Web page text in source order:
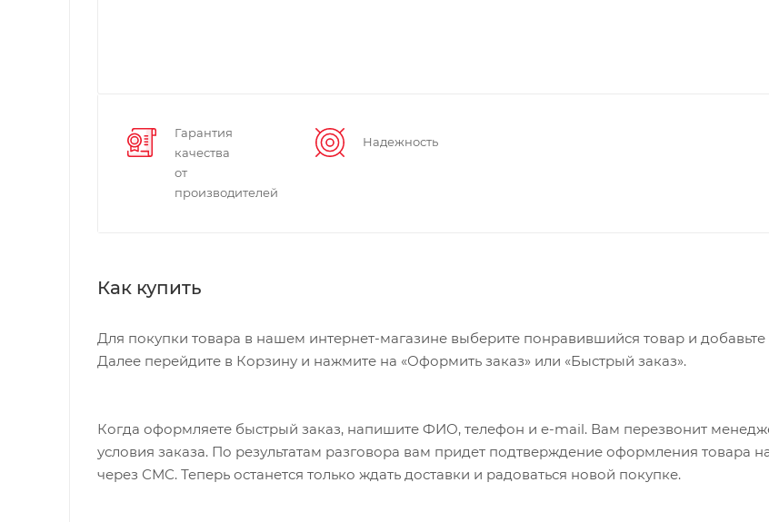
Гарантия
качества
от
производителей
Надежность
Как купить
Для покупки товара в нашем интернет-магазине выберите понравившийся товар и добавьте
Далее перейдите в Корзину и нажмите на «Оформить заказ» или «Быстрый заказ».
Когда оформляете быстрый заказ, напишите ФИО, телефон и e-mail. Вам перезвонит
условия заказа. По результатам разговора вам придет подтверждение оформления товара
через СМС. Теперь останется только ждать доставки и радоваться новой покупке.